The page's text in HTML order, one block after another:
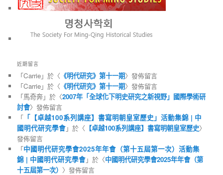
近期留言
「Carrie」於〈 《明代研究》第十一期〉發佈留言
「Carrie」於〈 《明代研究》第十一期〉發佈留言
「馬奇奔」於〈2007年「全球化下明史研究之新視野」國際學術研
討會〉發佈留言
「 「【卓越100系列講座】書寫明朝皇室歷史」活動集錦 | 中
國明代研究學會」於〈 【卓越100系列講座】書寫明朝皇室歷史〉
發佈留言
「中國明代研究學會2025年年會（第十五屆第一次）活動集
錦 | 中國明代研究學會」於〈中國明代研究學會2025年年會（第
十五屆第一次） 〉發佈留言